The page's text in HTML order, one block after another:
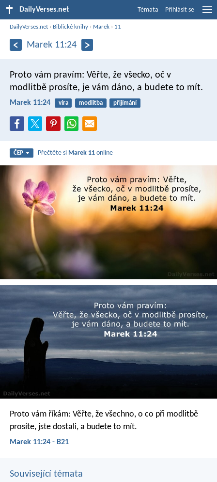
DailyVerses.net Témata Přihlásit se
DailyVerses.net › Biblické knihy › Marek › 11
Marek 11:24
Proto vám pravím: Věřte, že všecko, oč v
modlitbě prosíte, je vám dáno, a budete to mít.
Marek 11:24 víra modlitba přijímání
ČEP Přečtěte si Marek 11 online
Proto vám říkám: Věřte, že všechno, o co při modlitbě
prosíte, jste dostali, a budete to mít.
Marek 11:24 - B21
Související témata